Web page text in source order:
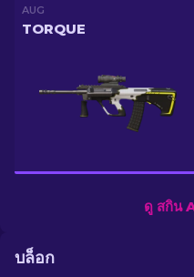
AUG
TORQUE
ดู สกิน
บล็อก